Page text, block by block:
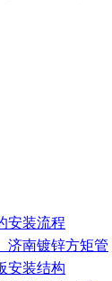
安装流程
济南镀锌方矩管
安装结构